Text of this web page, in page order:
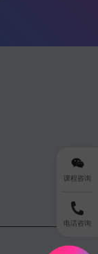
课程咨询
电话咨询